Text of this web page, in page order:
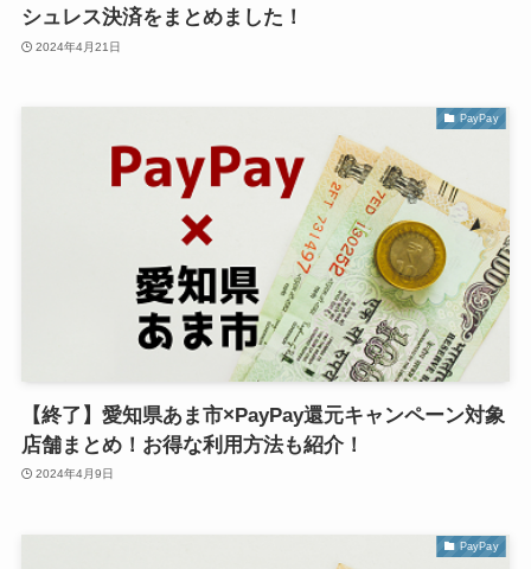
シュレス決済をまとめました！
2024年4月21日
PayPay
【終了】愛知県あま市×PayPay還元キャンペーン対象
店舗まとめ！お得な利用方法も紹介！
2024年4月9日
PayPay